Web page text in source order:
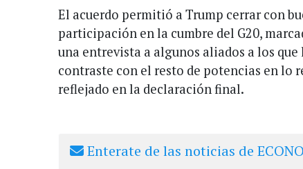
El acuerdo permitió a Trump cerrar con
participación en la cumbre del G20,
una entrevista a algunos aliados a los
contraste con el resto de potencias en lo
reflejado en la declaración final.
Enterate de las noticias de